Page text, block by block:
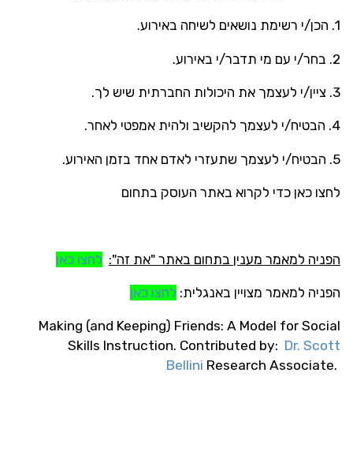
1. הכן/י רשימת נושאים לשיחה באירוע.
2. בחר/י עם מי תדבר/י באירוע.
3. ציין/י לעצמך את היכולות החברתית שיש לך.
4. הבטיח/י לעצמך להקשיב ולהית אמפטי לאחר.
5. הבטיח/י לעצמך שתעזרי לאדם אחד בזמן האירוע.
לחצו כאן כדי לקרוא באתר העוסק בתחום
הפניה למאמר מענין בתחום באתר "את זה": לחצו כאן
הפניה למאמר מצויין באנגלית: לחצו כאן
Making (and Keeping) Friends: A Model for Social
Skills Instruction. Contributed by: Dr. Scott
Bellini Research Associate.